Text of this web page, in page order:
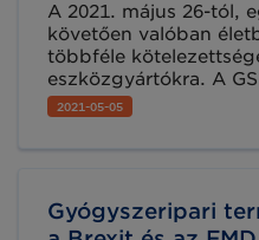
A 2021. május 26-tól,
követően valóban
többféle
eszközgyártókra. A
módon támogatja az
meg tudjanak felelni a
témában. Vegyen
2021-05-05
Gyógyszeripari